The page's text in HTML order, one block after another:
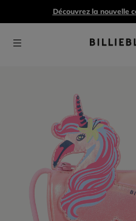
Découvrez la nouvelle